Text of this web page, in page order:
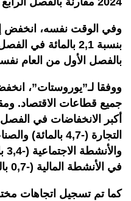
وفي الوقت نفسه، انخفض
بالفصل الأول من العام
ووفقا لـ”يوروستات”،
جميع قطاعات الاقتصاد.
في الأنشطة المالية (-0,7 بالمائة).
كما تم تسجيل اتجاهات